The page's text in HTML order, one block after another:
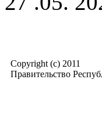
Copyright (c) 2011
Правительство